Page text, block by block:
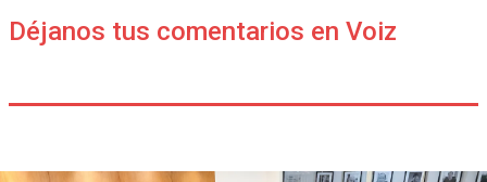
Déjanos tus comentarios en Voiz